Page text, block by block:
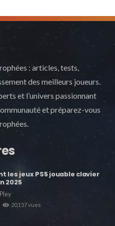
: articles, tests,
des meilleurs joueurs.
et l’univers passionnant
et préparez-vous
les jeux PS5 jouable clavier
2025
20,157vues